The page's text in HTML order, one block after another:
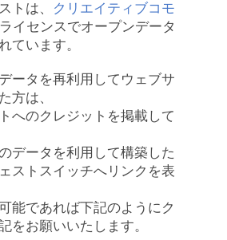
トは、
クリエイティブコモ
イセンスでオープンデータ
ています。
ータを再利用してウェブサ
方は、
へのクレジットを掲載して
データを利用して構築した
ストスイッチへリンクを表
能であれば下記のようにク
をお願いいたします。